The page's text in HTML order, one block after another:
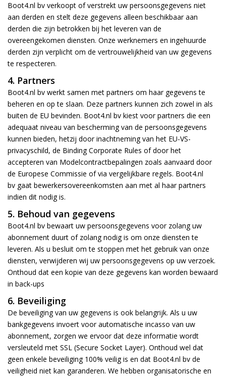
Boot4.nl bv verkoopt of verstrekt uw persoonsgegevens niet
aan derden en stelt deze gegevens alleen beschikbaar aan
derden die zijn betrokken bij het leveren van de
overeengekomen diensten. Onze werknemers en ingehuurde
derden zijn verplicht om de vertrouwelijkheid van uw gegevens
te respecteren.
4. Partners
Boot4.nl bv werkt samen met partners om haar gegevens te
beheren en op te slaan. Deze partners kunnen zich zowel in als
buiten de EU bevinden. Boot4.nl bv kiest voor partners die een
adequaat niveau van bescherming van de persoonsgegevens
kunnen bieden, hetzij door inachtneming van het EU-VS-
privacyschild, de Binding Corporate Rules of door het
accepteren van Modelcontractbepalingen zoals aanvaard door
de Europese Commissie of via vergelijkbare regels. Boot4.nl
bv gaat bewerkersovereenkomsten aan met al haar partners
indien dit nodig is.
5. Behoud van gegevens
Boot4.nl bv bewaart uw persoonsgegevens voor zolang uw
abonnement duurt of zolang nodig is om onze diensten te
leveren. Als u besluit om te stoppen met het gebruik van onze
diensten, verwijderen wij uw persoonsgegevens op uw verzoek.
Onthoud dat een kopie van deze gegevens kan worden bewaard
in back-ups
6. Beveiliging
De beveiliging van uw gegevens is ook belangrijk. Als u uw
bankgegevens invoert voor automatische incasso van uw
abonnement, zorgen we ervoor dat deze informatie wordt
versleuteld met SSL (Secure Socket Layer). Onthoud wel dat
geen enkele beveiliging 100% veilig is en dat Boot4.nl bv de
veiligheid niet kan garanderen. We hebben organisatorische en